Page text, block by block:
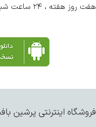
هفت روز هفته ، ۲۴ ساعت شبانه‌روز پاسخگوی شما هستیم.
فروشگاه اینترنتی پرشین